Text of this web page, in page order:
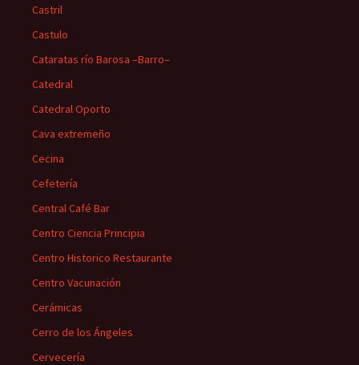
Castril
Castulo
Cataratas río Barosa –Barro–
Catedral
Catedral Oporto
Cava extremeño
Cecina
Cefetería
Central Café Bar
Centro Ciencia Principia
Centro Historico Restaurante
Centro Vacunación
Cerámicas
Cerro de los Ángeles
Cervecería